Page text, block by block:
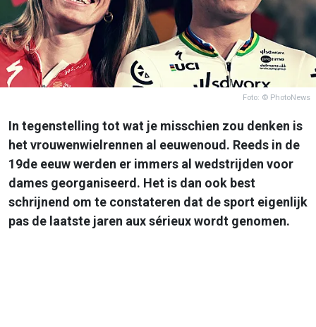
Foto: © PhotoNews
In tegenstelling tot wat je misschien zou denken is
het vrouwenwielrennen al eeuwenoud. Reeds in de
19de eeuw werden er immers al wedstrijden voor
dames georganiseerd. Het is dan ook best
schrijnend om te constateren dat de sport eigenlijk
pas de laatste jaren aux sérieux wordt genomen.